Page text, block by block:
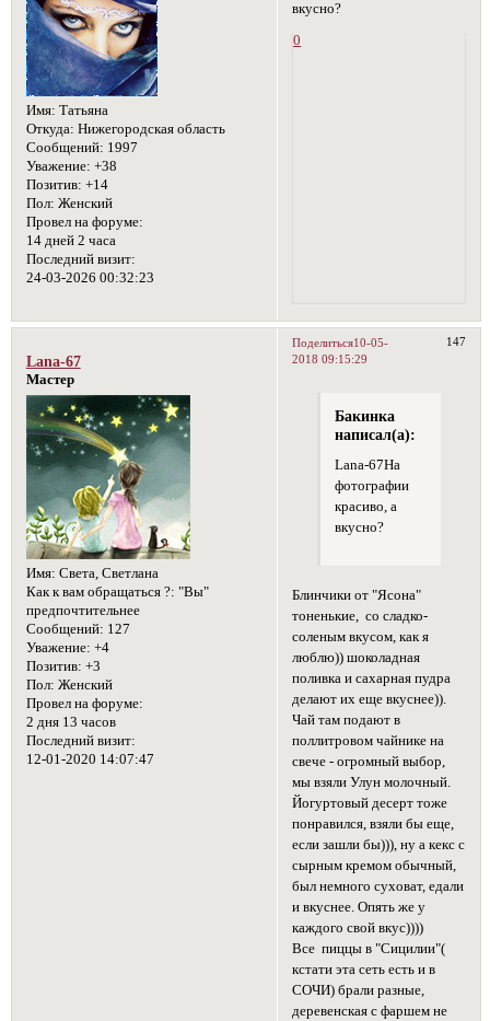
Имя: Татьяна
Откуда: Нижегородская область
Сообщений: 1997
Уважение: +38
Позитив: +14
Пол: Женский
Провел на форуме:
14 дней 2 часа
Последний визит:
24-03-2026 00:32:23
вкусно?
0
Поделиться 147
10-05-
2018 09:15:29
Lana-67
Мастер
Имя: Света, Светлана
Как к вам обращаться ?: "Вы"
предпочтительнее
Сообщений: 127
Уважение: +4
Позитив: +3
Пол: Женский
Провел на форуме:
2 дня 13 часов
Последний визит:
12-01-2020 14:07:47
Бакинка
написал(а):
Lana-67На
фотографии
красиво, а
вкусно?
Блинчики от "Ясона"
тоненькие, со сладко-
соленым вкусом, как я
люблю)) шоколадная
поливка и сахарная пудра
делают их еще вкуснее)).
Чай там подают в
поллитровом чайнике на
свече - огромный выбор,
мы взяли Улун молочный.
Йогуртовый десерт тоже
понравился, взяли бы еще,
если зашли бы))), ну а кекс с
сырным кремом обычный,
был немного суховат, едали
и вкуснее. Опять же у
каждого свой вкус))))
Все пиццы в "Сицилии"(
кстати эта сеть есть и в
СОЧИ) брали разные,
деревенская с фаршем не